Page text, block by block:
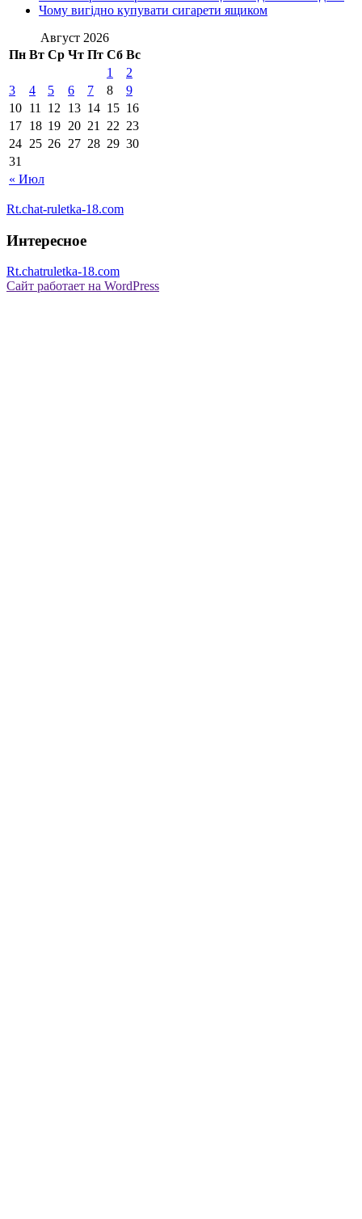
Чому вигідно купувати сигарети ящиком
Август 2026
Пн Вт Ср Чт Пт Сб Вс
« Июл
1
2
3
4 5 6 7 8
9
10 11 12 13 14 15 16
17 18 19 20 21 22 23
24 25 26 27 28 29 30
31
Rt.chat-ruletka-18.com
Интересное
Rt.chatruletka-18.com
Сайт работает на WordPress